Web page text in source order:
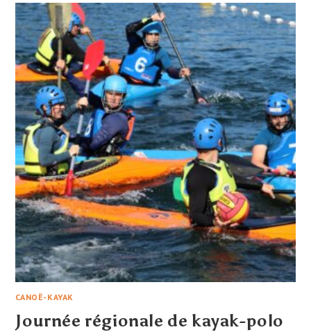
CANOË-KAYAK
Journée régionale de kayak-polo